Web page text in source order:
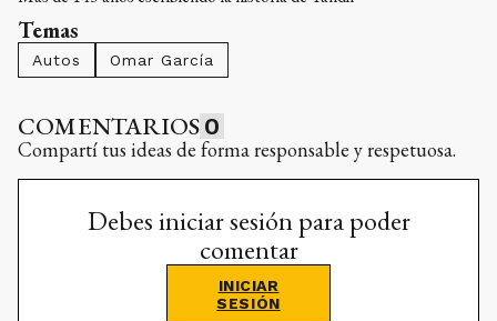
Temas
Autos Omar García
COMENTARIOS 0
Compartí tus ideas de forma responsable y respetuosa.
Debes iniciar sesión para poder
comentar
INICIAR
SESIÓN